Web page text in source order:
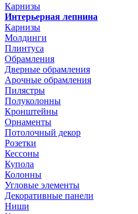
Карнизы
Интерьерная лепнина
Карнизы
Молдинги
Плинтуса
Обрамления
Дверные обрамления
Арочные обрамления
Пилястры
Полуколонны
Кронштейны
Орнаменты
Потолочный декор
Розетки
Кессоны
Купола
Колонны
Угловые элементы
Декоративные панели
Ниши